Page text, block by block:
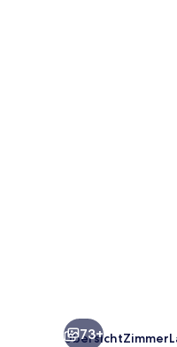
73+
ÜbersichtZimmer